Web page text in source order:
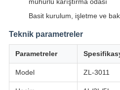
mühürlü karıştırma odası
Basit kurulum, işletme ve
Teknik parametreler
Parametreler
Model ZL-3011